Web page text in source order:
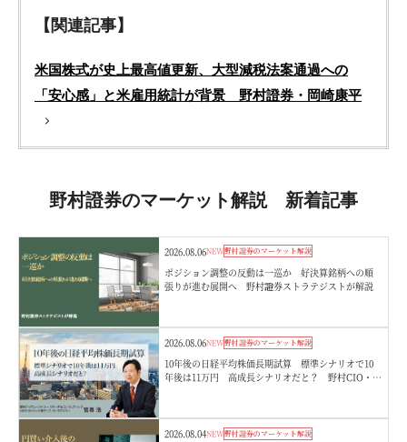
【関連記事】
米国株式が史上最高値更新、大型減税法案通過への
「安心感」と米雇用統計が背景 野村證券・岡崎康平
野村證券のマーケット解説 新着記事
2026.08.06NEW野村證券のマーケット解説
ポジション調整の反動は一巡か 好決算銘柄への順
張りが進む展開へ 野村證券ストラテジストが解説
2026.08.06NEW野村證券のマーケット解説
10年後の日経平均株価長期試算 標準シナリオで10
年後は11万円 高成長シナリオだと？ 野村CIO・宮
2026.08.04NEW野村證券のマーケット解説